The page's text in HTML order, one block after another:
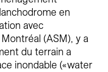
en
avec
(ASM), y a
du terrain a
inondable (« water